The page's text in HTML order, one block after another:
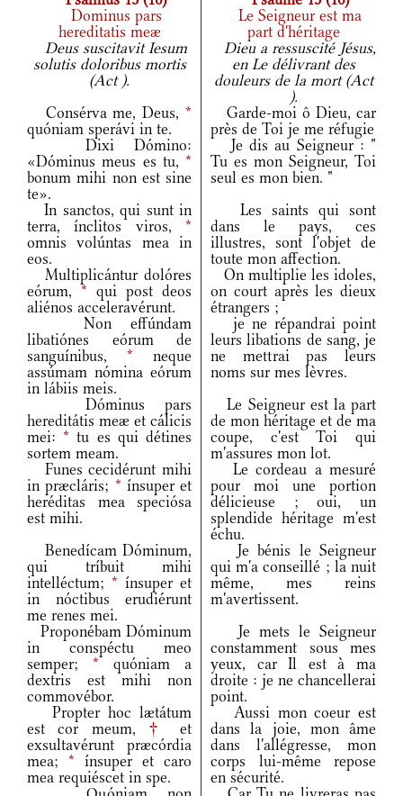
Dominus pars
hereditatis meæ
Le Seigneur est ma
part d'héritage
Deus suscitavit Iesum
solutis doloribus mortis
(Act ).
Dieu a ressuscité Jésus,
en Le délivrant des
douleurs de la mort (Act
).
Consérva me, Deus, *
quóniam sperávi in te.
Garde-moi ô Dieu, car
près de Toi je me réfugie
Dixi Dómino:
«Dóminus meus es tu, *
bonum mihi non est sine
te».
Je dis au Seigneur : "
Tu es mon Seigneur, Toi
seul es mon bien. "
In sanctos, qui sunt in
terra, ínclitos viros, *
omnis volúntas mea in
eos.
Les saints qui sont
dans le pays, ces
illustres, sont l'objet de
toute mon affection.
Multiplicántur dolóres
eórum, * qui post deos
aliénos acceleravérunt.
On multiplie les idoles,
on court après les dieux
étrangers ;
Non effúndam
libatiónes eórum de
sanguínibus, * neque
assúmam nómina eórum
in lábiis meis.
je ne répandrai point
leurs libations de sang, je
ne mettrai pas leurs
noms sur mes lèvres.
Dóminus pars
hereditátis meæ et cálicis
mei:* tu es qui détines
sortem meam.
Le Seigneur est la part
de mon héritage et de ma
coupe, c'est Toi qui
m'assures mon lot.
Funes cecidérunt mihi
in præcláris; * ínsuper et
heréditas mea speciósa
est mihi.
Le cordeau a mesuré
pour moi une portion
délicieuse ; oui, un
splendide héritage m'est
échu.
Benedícam Dóminum,
qui tríbuit mihi
intelléctum; * ínsuper et
in nóctibus erudiérunt
me renes mei.
Je bénis le Seigneur
qui m'a conseillé ; la nuit
même, mes reins
m'avertissent.
Proponébam Dóminum
in conspéctu meo
semper; * quóniam a
dextris est mihi non
commovébor.
Je mets le Seigneur
constamment sous mes
yeux, car Il est à ma
droite : je ne chancellerai
point.
Propter hoc lætátum
est cor meum, †
et
exsultavérunt præcórdia
mea; * ínsuper et caro
mea requiéscet in spe.
Aussi mon coeur est
dans la joie, mon âme
dans l'allégresse, mon
corps lui-même repose
en sécurité.